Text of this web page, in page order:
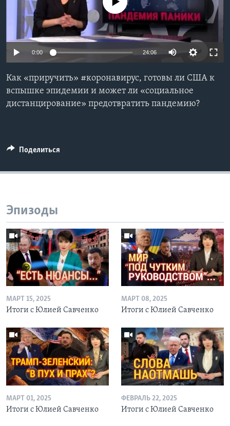
Learning English
СОЦИАЛЬНЫЕ СЕТИ
Языки
No media source currently available
0:00 24:06
Как «приручить» #коронавирус, готовы ли США к
вспышке эпидемии и может ли «социальное
дистанцирование» предотвратить пандемию?
Поделиться
Эпизоды
МАРТ 15, 2025
Итоги с Юлией Савченко
МАРТ 08, 2025
Итоги с Юлией Савченко
МАРТ 01, 2025
Итоги с Юлией Савченко
ФЕВРАЛЬ 22, 2025
Итоги с Юлией Савченко